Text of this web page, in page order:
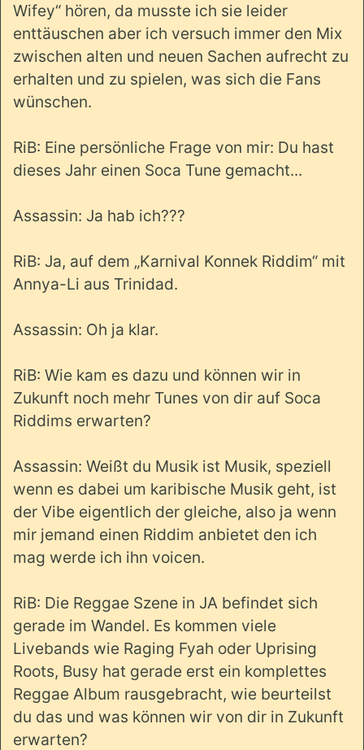
Wifey“ hören, da musste ich sie leider
enttäuschen aber ich versuch immer den Mix
zwischen alten und neuen Sachen aufrecht zu
erhalten und zu spielen, was sich die Fans
wünschen.
RiB: Eine persönliche Frage von mir: Du hast
dieses Jahr einen Soca Tune gemacht...
Assassin: Ja hab ich???
RiB: Ja, auf dem „Karnival Konnek Riddim“ mit
Annya-Li aus Trinidad.
Assassin: Oh ja klar.
RiB: Wie kam es dazu und können wir in
Zukunft noch mehr Tunes von dir auf Soca
Riddims erwarten?
Assassin: Weißt du Musik ist Musik, speziell
wenn es dabei um karibische Musik geht, ist
der Vibe eigentlich der gleiche, also ja wenn
mir jemand einen Riddim anbietet den ich
mag werde ich ihn voicen.
RiB: Die Reggae Szene in JA befindet sich
gerade im Wandel. Es kommen viele
Livebands wie Raging Fyah oder Uprising
Roots, Busy hat gerade erst ein komplettes
Reggae Album rausgebracht, wie beurteilst
du das und was können wir von dir in Zukunft
erwarten?